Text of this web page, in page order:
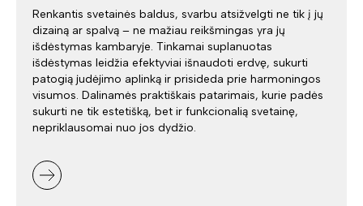
Renkantis svetainės baldus, svarbu atsižvelgti ne tik į jų
dizainą ar spalvą – ne mažiau reikšmingas yra jų
išdėstymas kambaryje. Tinkamai suplanuotas
išdėstymas leidžia efektyviai išnaudoti erdvę, sukurti
patogią judėjimo aplinką ir prisideda prie harmoningos
visumos. Dalinamės praktiškais patarimais, kurie padės
sukurti ne tik estetišką, bet ir funkcionalią svetainę,
nepriklausomai nuo jos dydžio.